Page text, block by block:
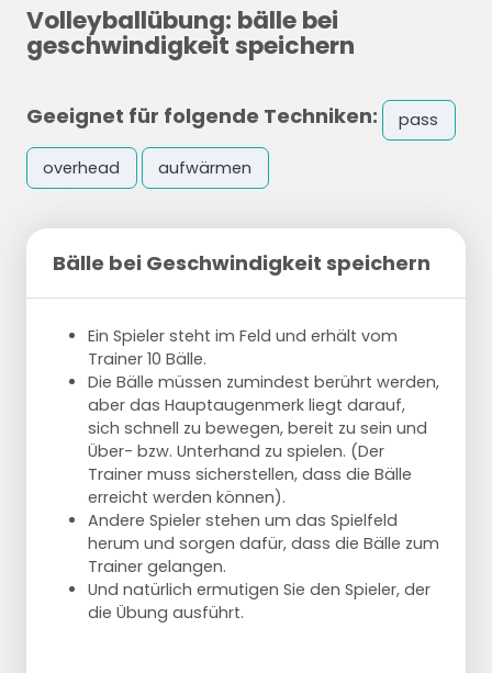
Volleyballübung: bälle bei
geschwindigkeit speichern
Geeignet für folgende Techniken: pass
overhead aufwärmen
Bälle bei Geschwindigkeit speichern
Ein Spieler steht im Feld und erhält vom
Trainer 10 Bälle.
Die Bälle müssen zumindest berührt werden,
aber das Hauptaugenmerk liegt darauf,
sich schnell zu bewegen, bereit zu sein und
Über- bzw. Unterhand zu spielen. (Der
Trainer muss sicherstellen, dass die Bälle
erreicht werden können).
Andere Spieler stehen um das Spielfeld
herum und sorgen dafür, dass die Bälle zum
Trainer gelangen.
Und natürlich ermutigen Sie den Spieler, der
die Übung ausführt.